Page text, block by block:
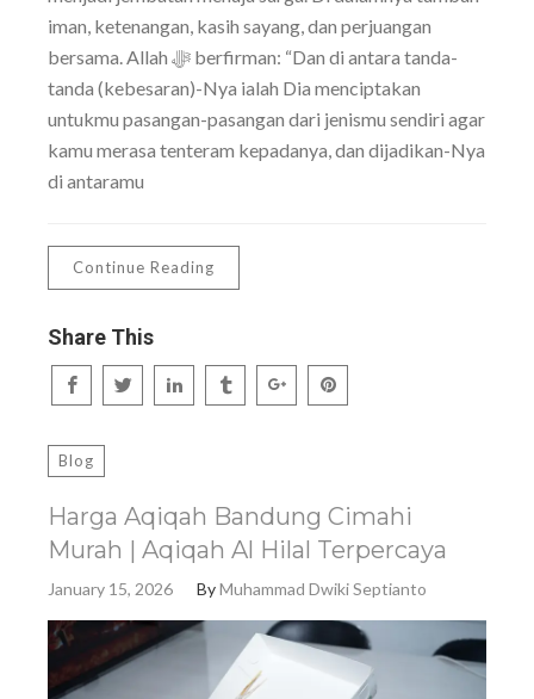
iman, ketenangan, kasih sayang, dan perjuangan
bersama. Allah ﷻ berfirman: “Dan di antara tanda-
tanda (kebesaran)-Nya ialah Dia menciptakan
untukmu pasangan-pasangan dari jenismu sendiri agar
kamu merasa tenteram kepadanya, dan dijadikan-Nya
di antaramu
Continue Reading
Share This
Blog
Harga Aqiqah Bandung Cimahi
Murah | Aqiqah Al Hilal Terpercaya
January 15, 2026 ByMuhammad Dwiki Septianto